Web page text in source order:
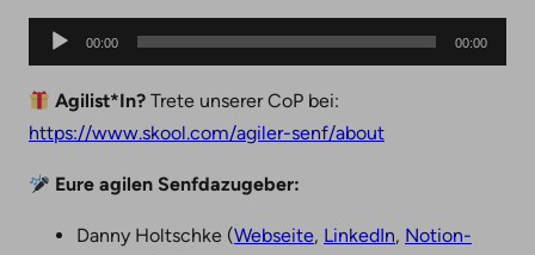
Audio-
Player
00:00 00:00
Agilist*In? Trete unserer CoP bei:
https://www.skool.com/agiler-senf/about
Eure agilen Senfdazugeber:
Danny Holtschke (Webseite, LinkedIn, Notion-